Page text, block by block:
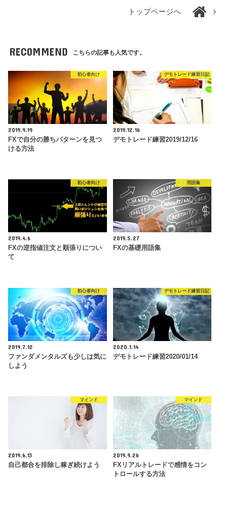
トップページへ
RECOMMEND こちらの記事も人気です。
初心者向け
2019.9.19
FXで自分の勝ちパターンを見つ
ける方法
デモトレード練習日記
2019.12.16
デモトレード練習2019/12/16
初心者向け
2019.4.6
FXの逆指値注文と順張りについ
て
用語集
2019.5.27
FXの基礎用語集
初心者向け
2019.7.12
ファンダメンタルズも少しは気に
しよう
デモトレード練習日記
2020.1.14
デモトレード練習2020/01/14
マインド
2019.6.13
自己都合を排除し稼ぎ続けよう
マインド
2019.9.26
FXリアルトレードで感情をコン
トロールする方法